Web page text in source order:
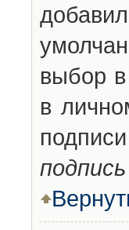
выбор
в
подпись